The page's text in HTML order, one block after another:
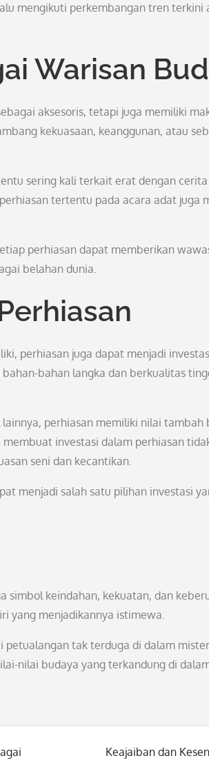
mengikuti perkembangan tren
Warisan
aksesoris, tetapi juga memiliki
kekuasaan, keanggunan, atau
sering kali terkait erat dengan
tertentu pada acara adat juga
perhiasan dapat memberikan
belahan dunia.
perhiasan juga dapat menjadi
bahan langka dan berkualitas
perhiasan memiliki nilai
investasi dalam perhiasan
seni dan kecantikan.
menjadi salah satu pilihan investasi
simbol keindahan, kekuatan, dan
yang menjadikannya istimewa.
tak terduga di dalam
nilai budaya yang terkandung di
Keajaiban dan